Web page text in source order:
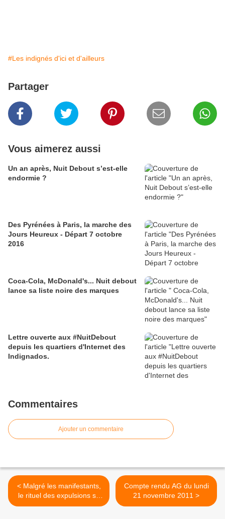
#Les indignés d'ici et d'ailleurs
Partager
Vous aimerez aussi
Un an après, Nuit Debout s’est-elle
endormie ?
Des Pyrénées à Paris, la marche des
Jours Heureux - Départ 7 octobre
2016
Coca-Cola, McDonald's... Nuit debout
lance sa liste noire des marques
Lettre ouverte aux #NuitDebout
depuis les quartiers d'Internet des
Indignados.
Commentaires
Ajouter un commentaire
< Malgré les manifestants,
le rituel des expulsions se
poursuit à Madrid
Compte rendu AG du lundi
21 novembre 2011 >